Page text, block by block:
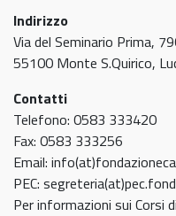
Indirizzo
Via del Seminario Prima,
55100 Monte S.Quirico,
Contatti
Telefono: 0583 333420
Fax: 0583 333256
Email:
PEC:
Per informazioni sui Corsi